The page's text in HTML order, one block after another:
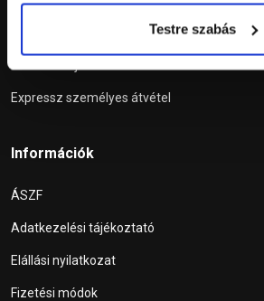
Testre szabás
Expressz személyes átvétel
Információk
ÁSZF
Adatkezelési tájékoztató
Elállási nyilatkozat
Fizetési módok